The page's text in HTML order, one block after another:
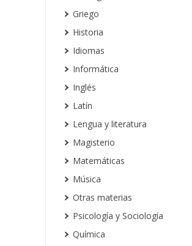
Griego
Historia
Idiomas
Informática
Inglés
Latín
Lengua y literatura
Magisterio
Matemáticas
Música
Otras materias
Psicología y Sociología
Química